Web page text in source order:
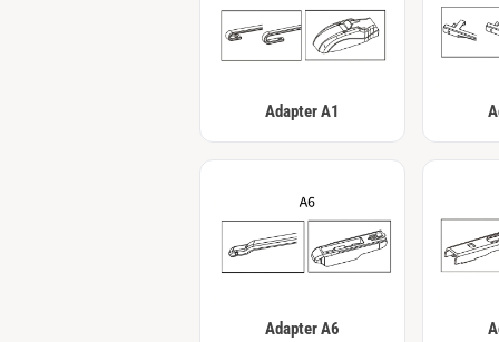
Adapter A1
Adapter A6